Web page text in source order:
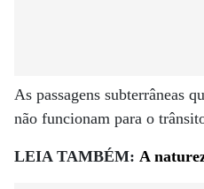
As passagens subterrâneas
não funcionam para o
LEIA TAMBÉM: A